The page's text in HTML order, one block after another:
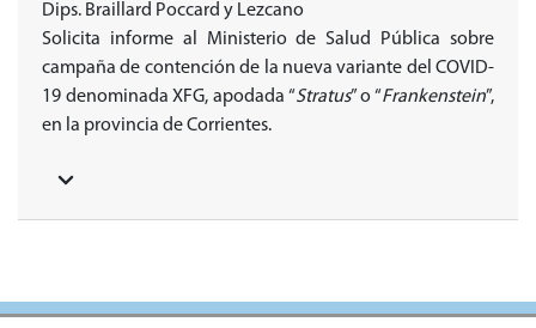
Dips. Braillard Poccard y Lezcano
Solicita informe al Ministerio de Salud Pública sobre
campaña de contención de la nueva variante del COVID-
19 denominada XFG, apodada “Stratus” o “Frankenstein”,
en la provincia de Corrientes.